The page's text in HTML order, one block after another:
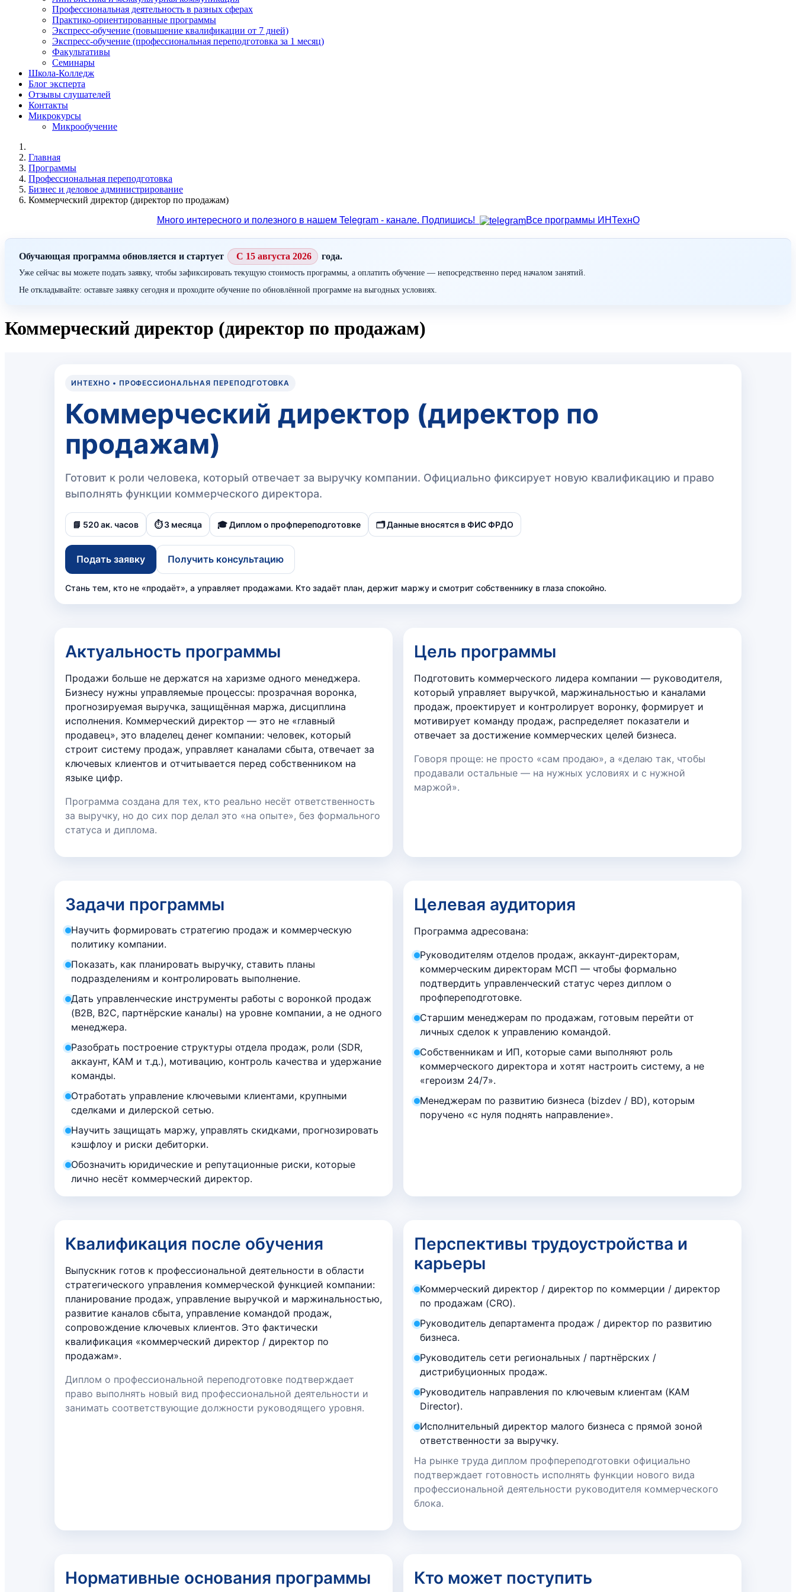
Профессиональная деятельность в разных сферах
Практико-ориентированные программы
Экспресс-обучение (повышение квалификации от 7 дней)
Экспресс-обучение (профессиональная переподготовка за 1 месяц)
Факультативы
Семинары
Школа-Колледж
Блог эксперта
Отзывы слушателей
Контакты
Микрокурсы
Микрообучение
Главная
Программы
Профессиональная переподготовка
Бизнес и деловое администрирование
Коммерческий директор (директор по продажам)
Много интересного и полезного в нашем Telegram - канале. Подпишись!
Все программы ИНТехнО
Обучающая программа обновляется и стартует С 15 августа 2026 года.
Уже сейчас вы можете подать заявку, чтобы зафиксировать текущую стоимость программы, а оплатить обучение — непосредственно перед началом занятий.
Не откладывайте: оставьте заявку сегодня и проходите обучение по обновлённой программе на выгодных условиях.
Коммерческий директор (директор по продажам)
ИНТЕХНО • ПРОФЕССИОНАЛЬНАЯ ПЕРЕПОДГОТОВКА
Коммерческий директор (директор по
продажам)
Готовит к роли человека, который отвечает за выручку компании. Официально фиксирует новую квалификацию и право
выполнять функции коммерческого директора.
📘 520 ак. часов ⏱️ 3 месяца 🎓 Диплом о профпереподготовке 🗂️ Данные вносятся в ФИС ФРДО
Подать заявку Получить консультацию
Стань тем, кто не «продаёт», а управляет продажами. Кто задаёт план, держит маржу и смотрит собственнику в глаза спокойно.
Актуальность программы
Продажи больше не держатся на харизме одного менеджера.
Бизнесу нужны управляемые процессы: прозрачная воронка,
прогнозируемая выручка, защищённая маржа, дисциплина
исполнения. Коммерческий директор — это не «главный
продавец», это владелец денег компании: человек, который
строит систему продаж, управляет каналами сбыта, отвечает за
ключевых клиентов и отчитывается перед собственником на
языке цифр.
Программа создана для тех, кто реально несёт ответственность
за выручку, но до сих пор делал это «на опыте», без формального
статуса и диплома.
Цель программы
Подготовить коммерческого лидера компании — руководителя,
который управляет выручкой, маржинальностью и каналами
продаж, проектирует и контролирует воронку, формирует и
мотивирует команду продаж, распределяет показатели и
отвечает за достижение коммерческих целей бизнеса.
Говоря проще: не просто «сам продаю», а «делаю так, чтобы
продавали остальные — на нужных условиях и с нужной
маржой».
Задачи программы
Научить формировать стратегию продаж и коммерческую
политику компании.
Показать, как планировать выручку, ставить планы
подразделениям и контролировать выполнение.
Дать управленческие инструменты работы с воронкой продаж
(B2B, B2C, партнёрские каналы) на уровне компании, а не одного
менеджера.
Разобрать построение структуры отдела продаж, роли (SDR,
аккаунт, KAM и т.д.), мотивацию, контроль качества и удержание
команды.
Отработать управление ключевыми клиентами, крупными
сделками и дилерской сетью.
Научить защищать маржу, управлять скидками, прогнозировать
кэшфлоу и риски дебиторки.
Обозначить юридические и репутационные риски, которые
лично несёт коммерческий директор.
Целевая аудитория
Программа адресована:
Руководителям отделов продаж, аккаунт‑директорам,
коммерческим директорам МСП — чтобы формально
подтвердить управленческий статус через диплом о
профпереподготовке.
Старшим менеджерам по продажам, готовым перейти от
личных сделок к управлению командой.
Собственникам и ИП, которые сами выполняют роль
коммерческого директора и хотят настроить систему, а не
«героизм 24/7».
Менеджерам по развитию бизнеса (bizdev / BD), которым
поручено «с нуля поднять направление».
Квалификация после обучения
Выпускник готов к профессиональной деятельности в области
стратегического управления коммерческой функцией компании:
планирование продаж, управление выручкой и маржинальностью,
развитие каналов сбыта, управление командой продаж,
сопровождение ключевых клиентов. Это фактически
квалификация «коммерческий директор / директор по
продажам».
Диплом о профессиональной переподготовке подтверждает
право выполнять новый вид профессиональной деятельности и
занимать соответствующие должности руководящего уровня.
Перспективы трудоустройства и
карьеры
Коммерческий директор / директор по коммерции / директор
по продажам (CRO).
Руководитель департамента продаж / директор по развитию
бизнеса.
Руководитель сети региональных / партнёрских /
дистрибуционных продаж.
Руководитель направления по ключевым клиентам (KAM
Director).
Исполнительный директор малого бизнеса с прямой зоной
ответственности за выручку.
На рынке труда диплом профпереподготовки официально
подтверждает готовность исполнять функции нового вида
профессиональной деятельности руководителя коммерческого
блока.
Нормативные основания программы Кто может поступить